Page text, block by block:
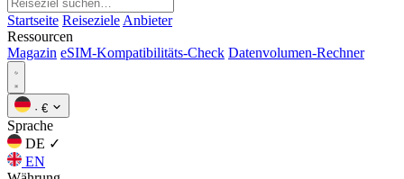
Startseite Reiseziele Anbieter
Ressourcen
Magazin eSIM-Kompatibilitäts-Check Datenvolumen-Rechner
· €
Sprache
DE ✓
EN